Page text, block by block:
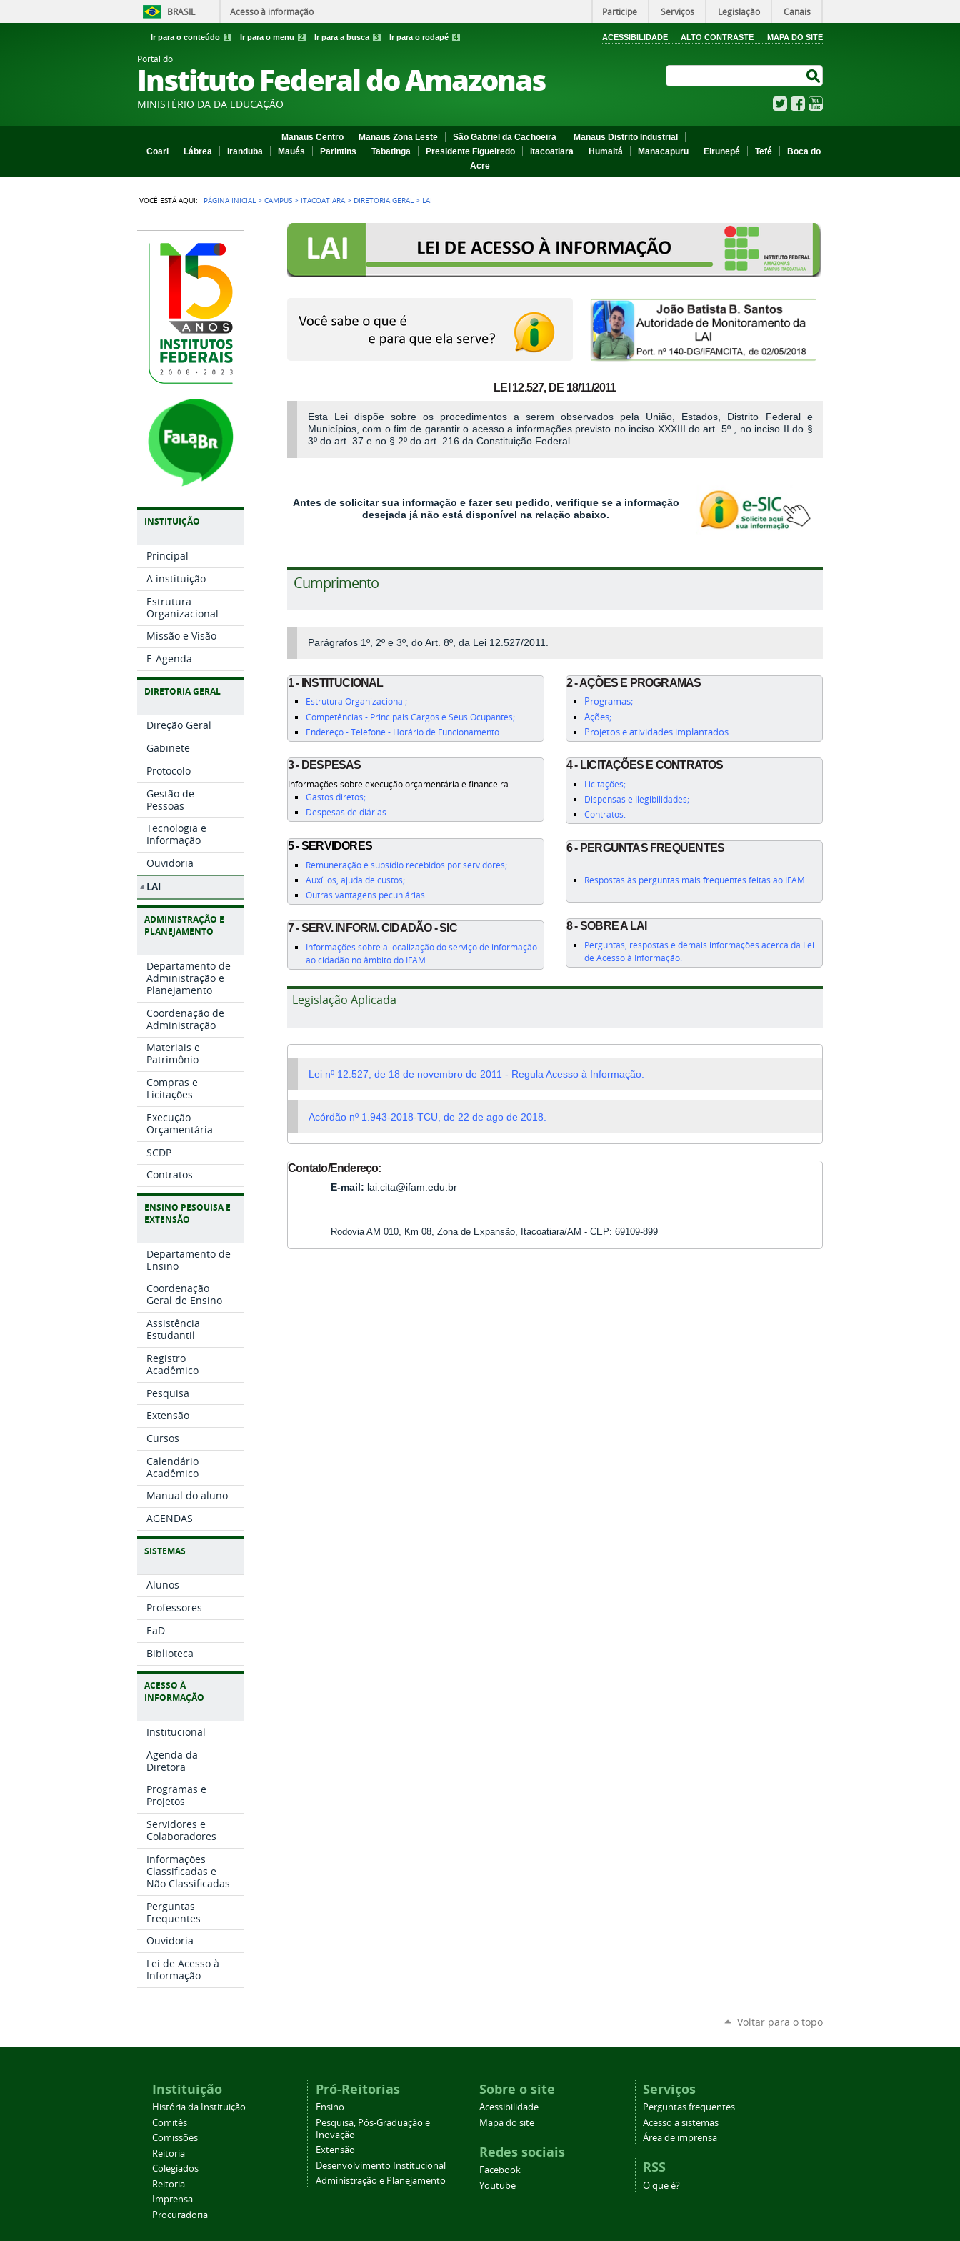
BRASIL Acesso à informação Participe Serviços Legislação Canais
Ir para o conteúdo 1 Ir para o menu 2 Ir para a busca 3 Ir para o rodapé 4 ACESSIBILIDADE ALTO CONTRASTE MAPA DO SITE
Portal do
Instituto Federal do Amazonas
MINISTÉRIO DA DA EDUCAÇÃO TwitterFacebook
Manaus Centro Manaus Zona Leste São Gabriel da Cachoeira
Manaus Distrito Industrial
Coari
Lábrea Iranduba Maués Parintins Tabatinga Presidente Figueiredo Itacoatiara Humaitá Manacapuru Eirunepé Tefé
Boca do
Acre
VOCÊ ESTÁ AQUI: PÁGINA INICIAL >CAMPUS > ITACOATIARA > DIRETORIA GERAL > LAI
INSTITUIÇÃO
Principal
A instituição
Estrutura
Organizacional
Missão e Visão
E-Agenda
DIRETORIA GERAL
Direção Geral
Gabinete
Protocolo
Gestão de
Pessoas
Tecnologia e
Informação
Ouvidoria
LAI
ADMINISTRAÇÃO E
PLANEJAMENTO
Departamento de
Administração e
Planejamento
Coordenação de
Administração
Materiais e
Patrimônio
Compras e
Licitações
Execução
Orçamentária
SCDP
Contratos
ENSINO PESQUISA E
EXTENSÃO
Departamento de
Ensino
Coordenação
Geral de Ensino
Assistência
Estudantil
Registro
Acadêmico
Pesquisa
Extensão
Cursos
Calendário
Acadêmico
Manual do aluno
AGENDAS
SISTEMAS
Alunos
Professores
EaD
Biblioteca
ACESSO À
INFORMAÇÃO
Institucional
Agenda da
Diretora
Programas e
Projetos
Servidores e
Colaboradores
Informações
Classificadas e
Não Classificadas
Perguntas
Frequentes
Ouvidoria
Lei de Acesso à
Informação
LEI 12.527, DE 18/11/2011
Esta Lei dispõe sobre os procedimentos a serem observados pela União, Estados, Distrito Federal e
Municípios, com o fim de garantir o acesso a informações previsto no inciso XXXIII do art. 5º , no inciso II do §
3º do art. 37 e no § 2º do art. 216 da Constituição Federal.
Antes de solicitar sua informação e fazer seu pedido, verifique se a informação
desejada já não está disponível na relação abaixo.
Cumprimento
Parágrafos 1º, 2º e 3º, do Art. 8º, da Lei 12.527/2011.
1 - INSTITUCIONAL
Estrutura Organizacional;
Competências - Principais Cargos e Seus Ocupantes;
Endereço - Telefone - Horário de Funcionamento.
3 - DESPESAS
Informações sobre execução orçamentária e financeira.
Gastos diretos;
Despesas de diárias.
5 - SERVIDORES
Remuneração e subsídio recebidos por servidores;
Auxílios, ajuda de custos;
Outras vantagens pecuniárias.
7 - SERV. INFORM. CIDADÃO - SIC
Informações sobre a localização do serviço de informação
ao cidadão no âmbito do IFAM.
2 - AÇÕES E PROGRAMAS
Programas;
Ações;
Projetos e atividades implantados.
4 - LICITAÇÕES E CONTRATOS
Licitações;
Dispensas e Ilegibilidades;
Contratos.
6 - PERGUNTAS FREQUENTES
Respostas às perguntas mais frequentes feitas ao IFAM.
8 - SOBRE A LAI
Perguntas, respostas e demais informações acerca da Lei
de Acesso à Informação.
Legislação Aplicada
Lei nº 12.527, de 18 de novembro de 2011 - Regula Acesso à Informação.
Acórdão nº 1.943-2018-TCU, de 22 de ago de 2018.
Contato/Endereço:
E-mail: lai.cita@ifam.edu.br
Rodovia AM 010, Km 08, Zona de Expansão, Itacoatiara/AM - CEP: 69109-899
Voltar para o topo
Instituição
História da Instituição
Comitês
Comissões
Reitoria
Colegiados
Reitoria
Imprensa
Procuradoria
Pró-Reitorias
Ensino
Pesquisa, Pós-Graduação e
Inovação
Extensão
Desenvolvimento Institucional
Administração e Planejamento
Sobre o site
Acessibilidade
Mapa do site
Redes sociais
Facebook
Youtube
Serviços
Perguntas frequentes
Acesso a sistemas
Área de imprensa
RSS
O que é?